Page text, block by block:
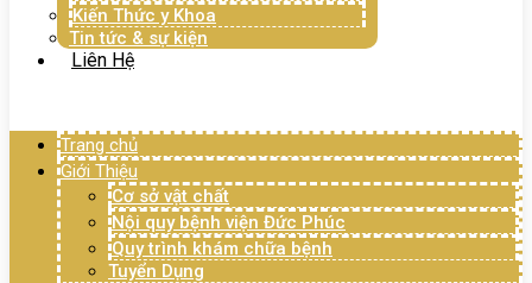
Kiến Thức y Khoa
Tin tức & sự kiện
Liên Hệ
Trang chủ
Giới Thiệu
Cơ sở vật chất
Nội quy bệnh viện Đức Phúc
Quy trình khám chữa bệnh
Tuyển Dụng